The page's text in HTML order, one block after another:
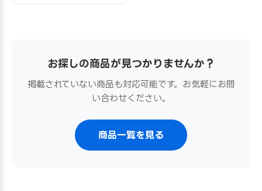
お探しの商品が見つかりませんか？
掲載されていない商品も対応可能です。お気軽にお問
い合わせください。
商品一覧を見る